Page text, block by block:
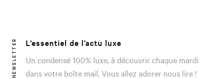
NEWSLETTER
L’essentiel de l’actu luxe
Un condensé 100% luxe, à découvrir chaque mardi
dans votre boîte mail. Vous allez adorer nous lire !